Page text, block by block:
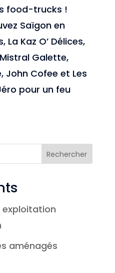
food-trucks !
Saïgon en
La Kaz O’ Délices,
Galette,
John Cofee et Les
pour un feu
Rechercher
: exploitation
aménagés